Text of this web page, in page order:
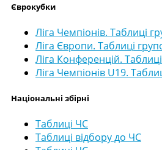
Єврокубки
Ліга Чемпіонів. Таблиці
Ліга Європи. Таблиці
Ліга Конференцій.
Ліга Чемпіонів U19.
Національні збірні
Таблиці ЧС
Таблиці відбору до ЧС